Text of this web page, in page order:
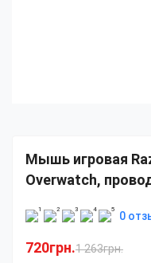
Мышь игровая
Overwatch,
0
720грн.1 263грн.